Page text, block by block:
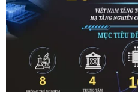
Người dân Palestine nhận
tị nạn ở Rafah, miền Nam
(Ảnh:
Ngày 20/2, Chương